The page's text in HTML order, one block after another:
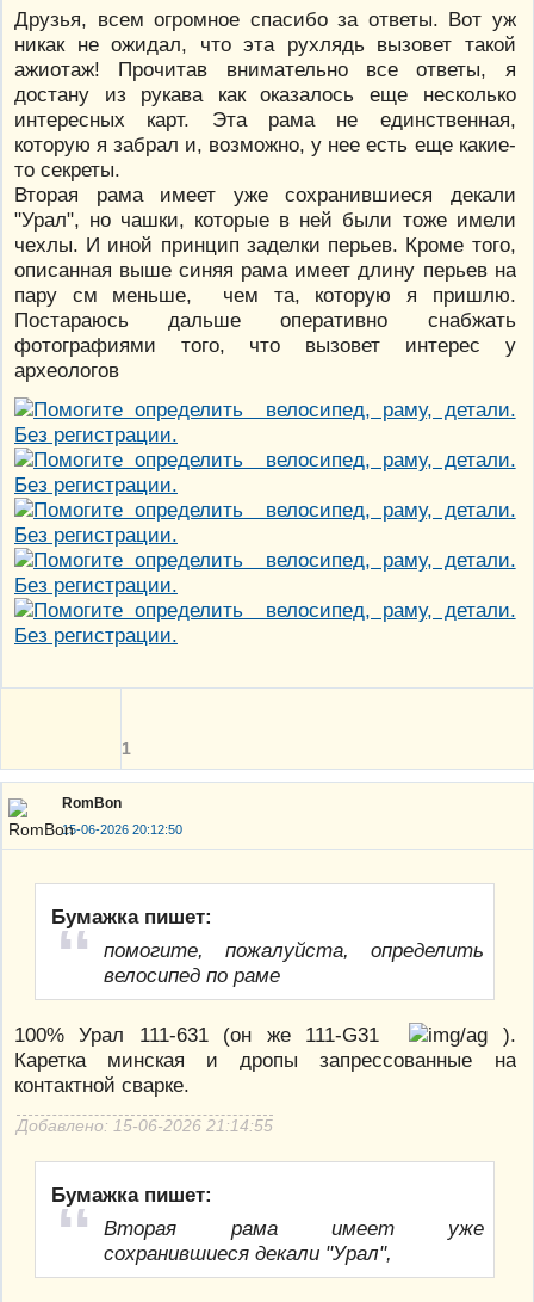
Друзья, всем огромное спасибо за ответы. Вот уж
никак не ожидал, что эта рухлядь вызовет такой
ажиотаж! Прочитав внимательно все ответы, я
достану из рукава как оказалось еще несколько
интересных карт. Эта рама не единственная,
которую я забрал и, возможно, у нее есть еще какие-
то секреты.
Вторая рама имеет уже сохранившиеся декали
"Урал", но чашки, которые в ней были тоже имели
чехлы. И иной принцип заделки перьев. Кроме того,
описанная выше синяя рама имеет длину перьев на
пару см меньше, чем та, которую я пришлю.
Постараюсь дальше оперативно снабжать
фотографиями того, что вызовет интерес у
археологов
1
RomBon
15-06-2026 20:12:50
Бумажка пишет:
помогите, пожалуйста, определить
велосипед по раме
100% Урал 111-631 (он же 111-G31
).
Каретка минская и дропы запрессованные на
контактной сварке.
Добавлено: 15-06-2026 21:14:55
Бумажка пишет:
Вторая рама имеет уже
сохранившиеся декали "Урал",